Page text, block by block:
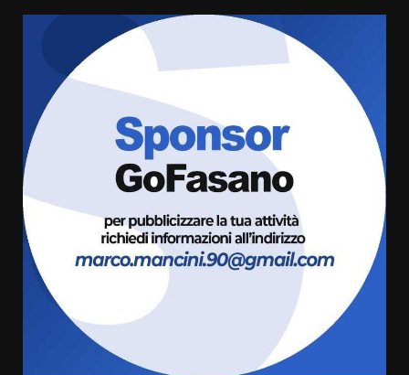
Grande successo per la “Sagra
del Pesce Spada” a Savelletri
9 Agosto 2026 07:32
Serie D, l’Us Fasano non molla e
conferma di voler ricorrere per
ottenere l’iscrizione